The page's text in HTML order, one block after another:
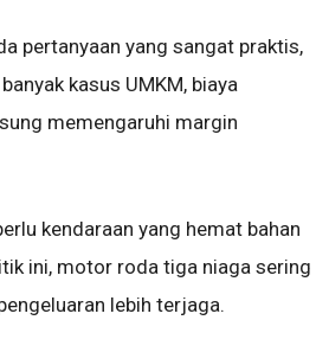
pertanyaan yang sangat praktis,
kasus UMKM, biaya
memengaruhi margin
kendaraan yang hemat bahan
ini, motor roda tiga niaga sering
lebih terjaga.